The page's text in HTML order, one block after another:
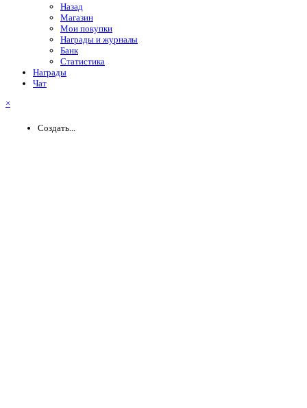
Назад
Магазин
Мои покупки
Награды и журналы
Банк
Статистика
Награды
Чат
×
Создать...